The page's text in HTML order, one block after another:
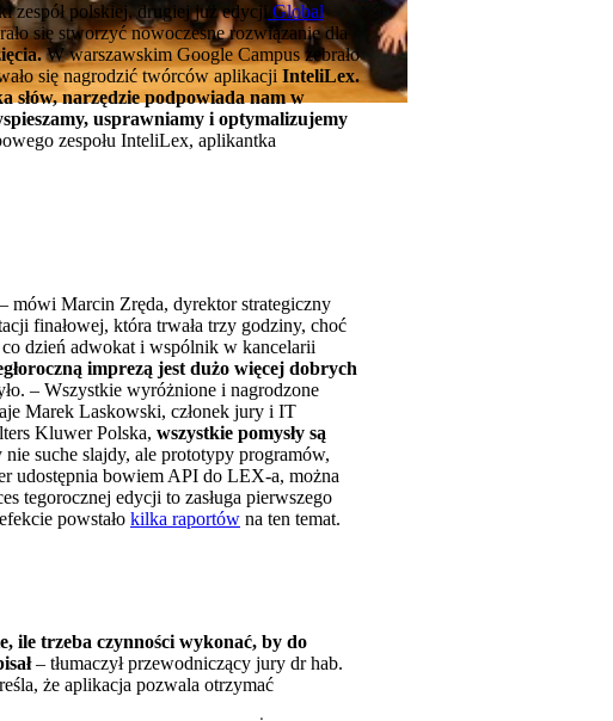
zespół polskiej, drugiej już edycji Global
się stworzyć nowoczesne rozwiązanie dla
W warszawskim Google Campus zebrało
się nagrodzić twórców aplikacji InteliLex.
narzędzie podpowiada nam w
usprawniamy i optymalizujemy
zespołu InteliLex, aplikantka
mówi Marcin Zręda, dyrektor strategiczny
finałowej, która trwała trzy godziny, choć
dzień adwokat i wspólnik w kancelarii
imprezą jest dużo więcej dobrych
– Wszystkie wyróżnione i nagrodzone
Marek Laskowski, członek jury i IT
Kluwer Polska, wszystkie pomysły są
suche slajdy, ale prototypy programów,
udostępnia bowiem API do LEX-a, można
tegorocznej edycji to zasługa pierwszego
powstało kilka raportów na ten temat.
ile trzeba czynności wykonać, by do
– tłumaczył przewodniczący jury dr hab.
że aplikacja pozwala otrzymać